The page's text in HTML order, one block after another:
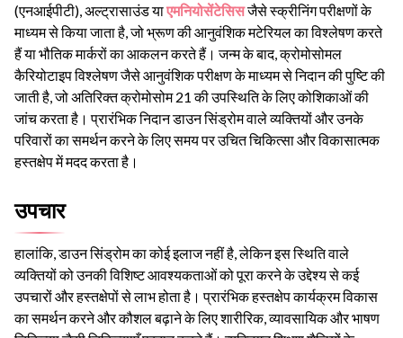
(एनआईपीटी), अल्ट्रासाउंड याएमनियोसेंटेसिसजैसे स्क्रीनिंग परीक्षणों के
माध्यम से किया जाता है, जो भ्रूण की आनुवंशिक मटेरियल का विश्लेषण करते
हैं या भौतिक मार्करों का आकलन करते हैं। जन्म के बाद, क्रोमोसोमल
कैरियोटाइप विश्लेषण जैसे आनुवंशिक परीक्षण के माध्यम से निदान की पुष्टि की
जाती है, जो अतिरिक्त क्रोमोसोम 21 की उपस्थिति के लिए कोशिकाओं की
जांच करता है। प्रारंभिक निदान डाउन सिंड्रोम वाले व्यक्तियों और उनके
परिवारों का समर्थन करने के लिए समय पर उचित चिकित्सा और विकासात्मक
हस्तक्षेप में मदद करता है।
उपचार
हालांकि, डाउन सिंड्रोम का कोई इलाज नहीं है, लेकिन इस स्थिति वाले
व्यक्तियों को उनकी विशिष्ट आवश्यकताओं को पूरा करने के उद्देश्य से कई
उपचारों और हस्तक्षेपों से लाभ होता है। प्रारंभिक हस्तक्षेप कार्यक्रम विकास
का समर्थन करने और कौशल बढ़ाने के लिए शारीरिक, व्यावसायिक और भाषण